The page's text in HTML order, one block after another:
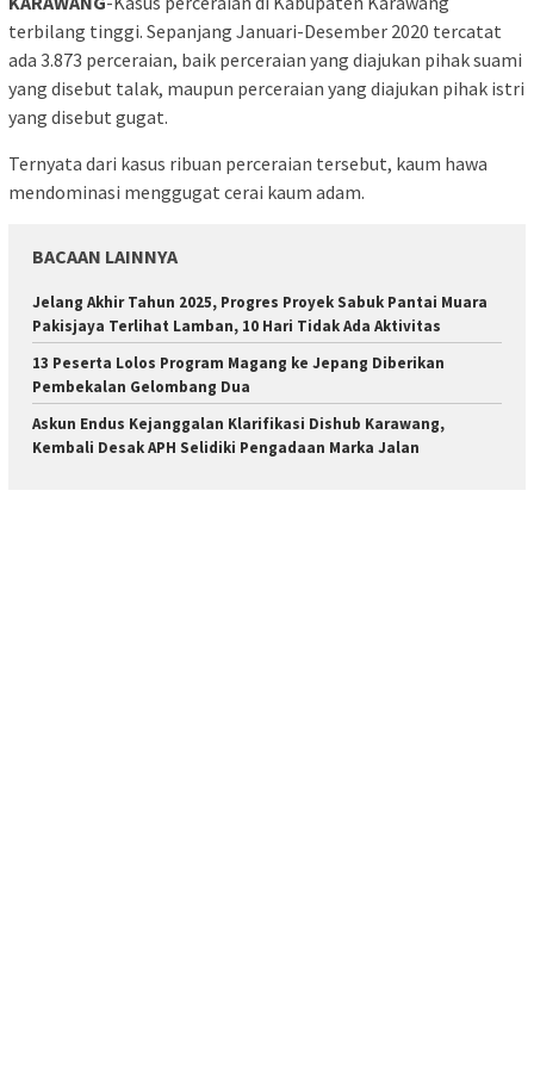
terbilang tinggi. Sepanjang Januari-Desember 2020 tercatat
ada 3.873 perceraian, baik perceraian yang diajukan pihak suami
yang disebut talak, maupun perceraian yang diajukan pihak istri
yang disebut gugat.
Ternyata dari kasus ribuan perceraian tersebut, kaum hawa
mendominasi menggugat cerai kaum adam.
BACAAN LAINNYA
Jelang Akhir Tahun 2025, Progres Proyek Sabuk Pantai Muara
Pakisjaya Terlihat Lamban, 10 Hari Tidak Ada Aktivitas
13 Peserta Lolos Program Magang ke Jepang Diberikan
Pembekalan Gelombang Dua
Askun Endus Kejanggalan Klarifikasi Dishub Karawang,
Kembali Desak APH Selidiki Pengadaan Marka Jalan